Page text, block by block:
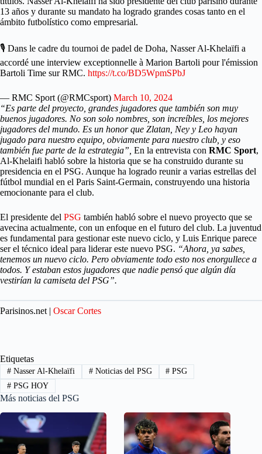
13 años y durante su mandato ha logrado grandes cosas tanto en el
ámbito futbolístico como empresarial.
🎙 Dans le cadre du tournoi de padel de Doha, Nasser Al-Khelaïfi a
accordé une interview exceptionnelle à Marion Bartoli pour l'émission
Bartoli Time sur RMC. https://t.co/BD5WpmSPbJ
— RMC Sport (@RMCsport) March 10, 2024
“Es parte del proyecto, grandes jugadores que también son muy
buenos jugadores. No son solo nombres, son increíbles, los mejores
jugadores del mundo. Es un honor que Zlatan, Ney y Leo hayan
jugado para nuestro equipo, obviamente para nuestro club, y eso
también fue parte de la estrategia”, En la entrevista con RMC Sport,
Al-Khelaifi habló sobre la historia que se ha construido durante su
presidencia en el PSG. Aunque ha logrado reunir a varias estrellas del
fútbol mundial en el Paris Saint-Germain, construyendo una historia
emocionante para el club.
El presidente del PSG también habló sobre el nuevo proyecto que se
avecina actualmente, con un enfoque en el futuro del club. La juventud
es fundamental para gestionar este nuevo ciclo, y Luis Enrique parece
ser el técnico ideal para liderar este nuevo PSG. “Ahora, ya sabes,
tenemos un nuevo ciclo. Pero obviamente todo esto nos enorgullece a
todos. Y estaban estos jugadores que nadie pensó que algún día
vestirían la camiseta del PSG”.
Parisinos.net | Oscar Cortes
Etiquetas
#Nasser Al-Khelaïfi #Noticias del PSG # PSG
#PSG HOY
Más noticias del PSG